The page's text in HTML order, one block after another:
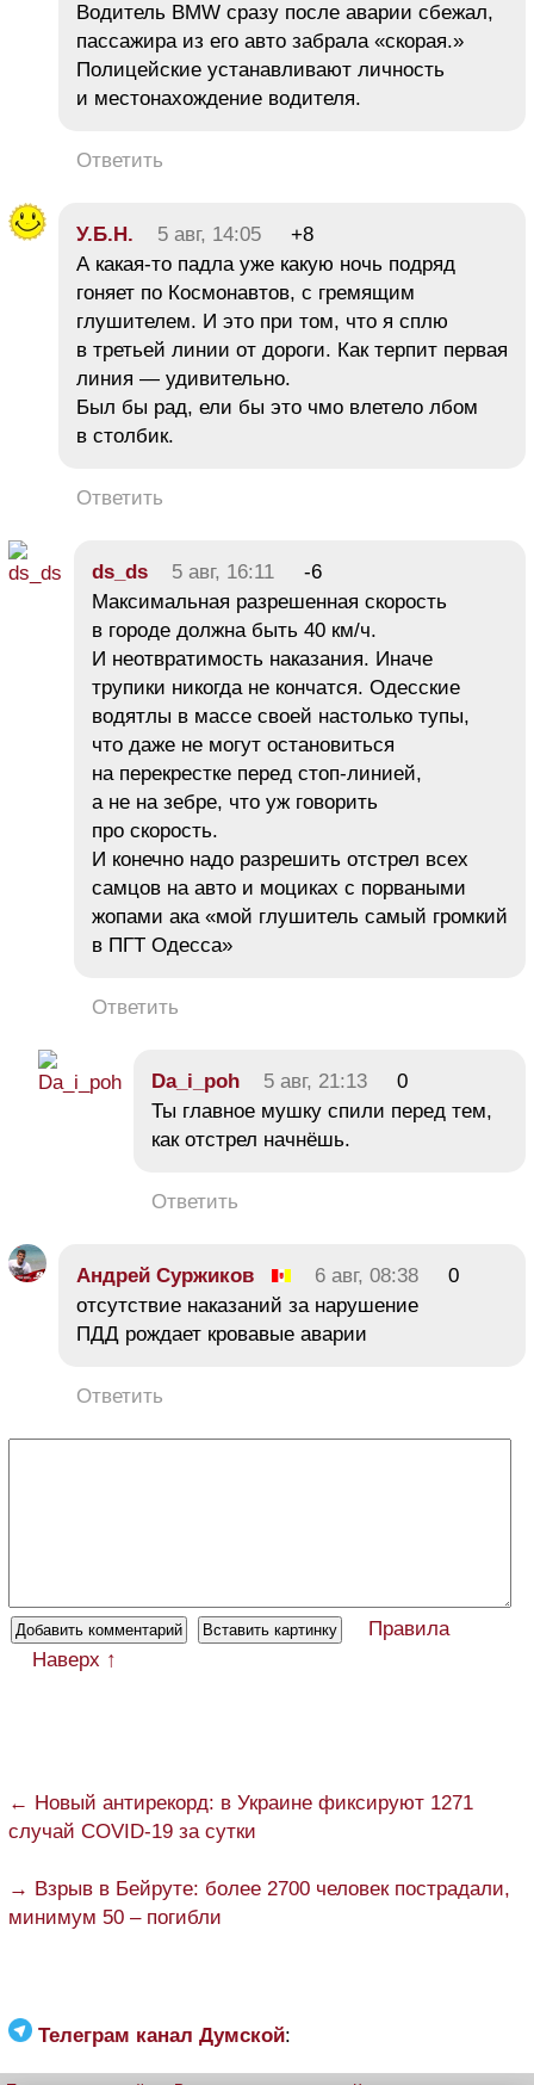
Водитель BMW сразу после аварии сбежал,
пассажира из его авто забрала «скорая.»
Полицейские устанавливают личность
и местонахождение водителя.
Ответить
У.Б.Н. 5 авг, 14:05
+8
А какая-то пaдлa уже какую ночь подряд
гоняет по Космонавтов, с гремящим
глушителем. И это при том, что я сплю
в третьей линии от дороги. Как терпит первая
линия — удивительно.
Был бы рад, ели бы это чмо влетело лбом
в столбик.
Ответить
ds_ds 5 авг, 16:11
-6
Максимальная разрешенная скорость
в городе должна быть 40 км/ч.
И неотвратимость наказания. Иначе
трупики никогда не кончатся. Одесские
водятлы в массе своей настолько тупы,
что даже не могут остановиться
на перекрестке перед стоп-линией,
а не на зебре, что уж говорить
про скорость.
И конечно надо разрешить отстрел всех
самцов на авто и моциках с порваными
жопами ака «мой глушитель самый громкий
в ПГТ Одесса»
Ответить
Da_i_poh 5 авг, 21:13
0
Ты главное мушку спили перед тем,
как отстрел начнёшь.
Ответить
Андрей Суржиков 6 авг, 08:38
0
отсутствие наказаний за нарушение
ПДД рождает кровавые аварии
Ответить
Правила
Наверх ↑
← Новый антирекорд: в Украине фиксируют 1271
случай COVID-19 за сутки
→ Взрыв в Бейруте: более 2700 человек пострадали,
минимум 50 – погибли
Телеграм канал Думской: